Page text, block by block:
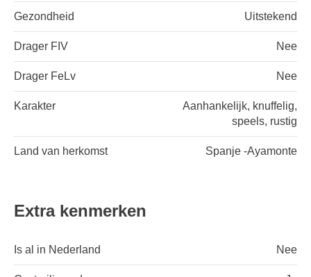
Gezondheid Uitstekend
Drager FIV Nee
Drager FeLv Nee
Karakter
Aanhankelijk, knuffelig,
speels, rustig
Land van herkomst Spanje -Ayamonte
Extra kenmerken
Is al in Nederland Nee